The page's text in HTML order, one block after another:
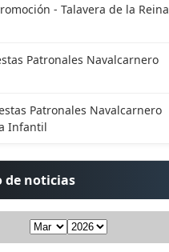
- Talavera de la Reina
Patronales Navalcarnero
Patronales Navalcarnero
Infantil
de noticias